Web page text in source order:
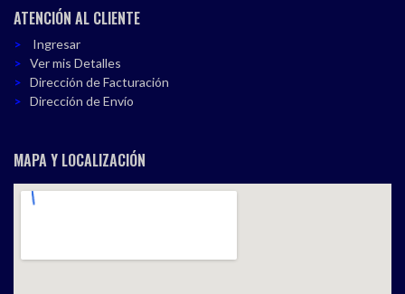
ATENCIÓN AL CLIENTE
Ingresar
Ver mis Detalles
Dirección de Facturación
Dirección de Envío
MAPA Y LOCALIZACIÓN